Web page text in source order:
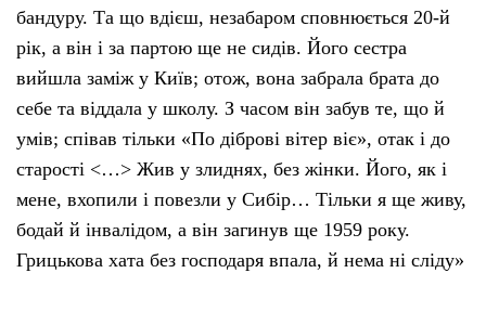
бандуру. Та що вдієш, незабаром сповнюється 20-й
рік, а він і за партою ще не сидів. Його сестра
вийшла заміж у Київ; отож, вона забрала брата до
себе та віддала у школу. З часом він забув те, що й
умів; співав тільки «По діброві вітер віє», отак і до
старості <…> Жив у злиднях, без жінки. Його, як і
мене, вхопили і повезли у Сибір… Тільки я ще живу,
бодай й інвалідом, а він загинув ще 1959 року.
Грицькова хата без господаря впала, й нема ні сліду»